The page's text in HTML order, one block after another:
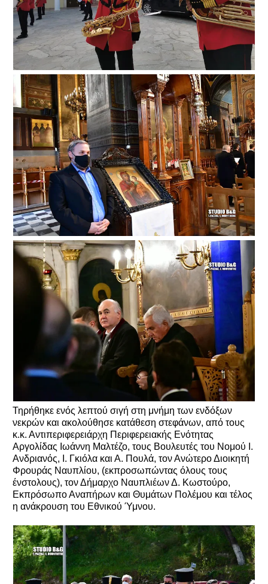
Τηρήθηκε ενός λεπτού σιγή στη μνήμη των ενδόξων
νεκρών και ακολούθησε κατάθεση στεφάνων, από τους
κ.κ. Αντιπεριφερειάρχη Περιφερειακής Ενότητας
Αργολίδας Ιωάννη Μαλτέζο, τους Βουλευτές του Νομού Ι.
Ανδριανός, Ι. Γκιόλα και Α. Πουλά, τον Ανώτερο Διοικητή
Φρουράς Ναυπλίου, (εκπροσωπώντας όλους τους
ένστολους), τον Δήμαρχο Ναυπλιέων Δ. Κωστούρο,
Εκπρόσωπο Αναπήρων και Θυμάτων Πολέμου και τέλος
η ανάκρουση του Εθνικού Ύμνου.